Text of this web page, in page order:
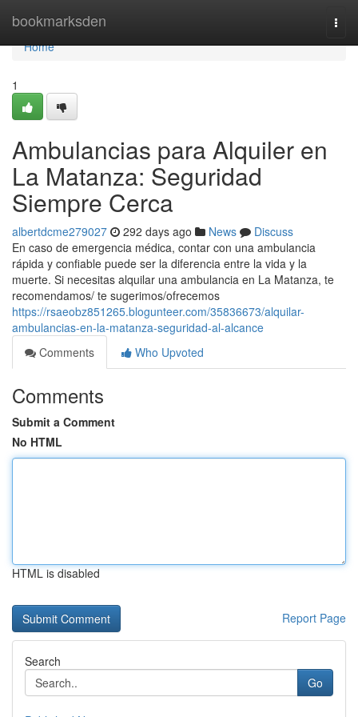
bookmarksden
Home
Home
1
Ambulancias para Alquiler en
La Matanza: Seguridad
Siempre Cerca
albertdcme279027 292 days ago News
Discuss
En caso de emergencia médica, contar con una ambulancia
rápida y confiable puede ser la diferencia entre la vida y la
muerte. Si necesitas alquilar una ambulancia en La Matanza, te
recomendamos/ te sugerimos/ofrecemos
https://rsaeobz851265.blogunteer.com/35836673/alquilar-
ambulancias-en-la-matanza-seguridad-al-alcance
Comments
Who Upvoted
Comments
Submit a Comment
No HTML
HTML is disabled
Report Page
Search
Go